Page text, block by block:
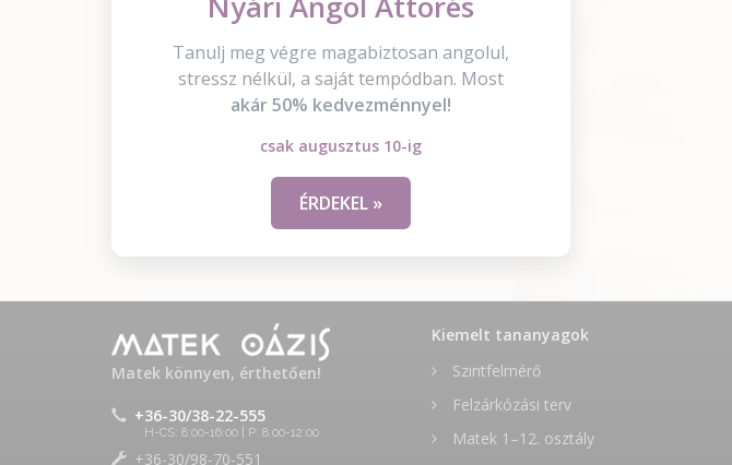
Tanulj meg végre magabiztosan angolul,
stressz nélkül, a saját tempódban. Most
akár 50% kedvezménnyel!
csak augusztus 10-ig
ÉRDEKEL »
Matek könnyen, érthetően!
+36-30/38-22-555
H-CS: 8:00-16:00 | P: 8:00-12:00
+36-30/98-70-551
Kiemelt tananyagok
Szintfelmérő
Felzárkózási terv
Matek 1–12. osztály